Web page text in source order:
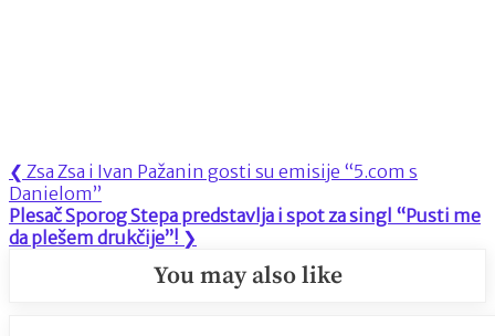
Navigacija
objava
❮ Previous
Post:
Zsa Zsa i Ivan Pažanin gosti su emisije “5.com s
Danielom”
Next
Post:
Plesač Sporog Stepa predstavlja i spot za singl “Pusti me
da plešem drukčije”! ❯
You may also like